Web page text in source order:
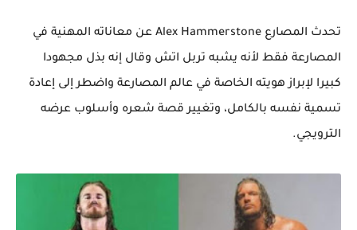
تحدث المصارع Alex Hammerstone عن معاناته المهنية في
المصارعة فقط لأنه يشبه تربل اتش وقال إنه بذل مجهودا
كبيرا لإبراز هويته الخاصة في عالم المصارعة واضطر إلى إعادة
تسمية نفسه بالكامل، وتغيير قصة شعره وأسلوب عرضه
الترويجي.